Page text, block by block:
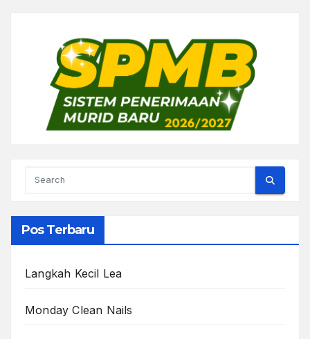
Pos Terbaru
Langkah Kecil Lea
Monday Clean Nails